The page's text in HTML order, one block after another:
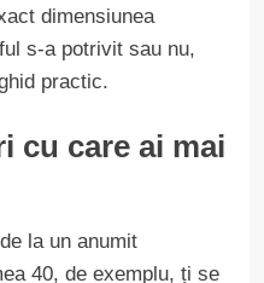
dimensiunea
s-a potrivit sau nu,
practic.
cu care ai mai
la un anumit
40, de exemplu, ți se